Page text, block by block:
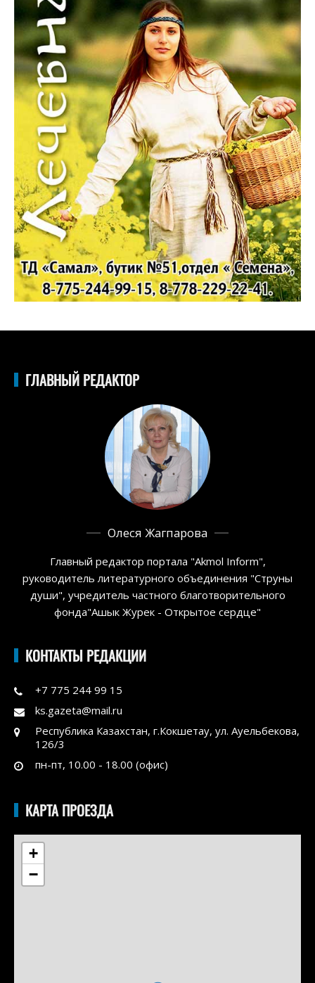
ГЛАВНЫЙ РЕДАКТОР
Олеся Жагпарова
Главный редактор портала "Akmol Inform",
руководитель литературного объединения "Струны
души", учредитель частного благотворительного
фонда"Ашык Журек - Открытое сердце"
КОНТАКТЫ РЕДАКЦИИ
+7 775 244 99 15
ks.gazeta@mail.ru
Республика Казахстан, г.Кокшетау, ул. Ауельбекова,
126/3
пн-пт, 10.00 - 18.00 (офис)
КАРТА ПРОЕЗДА
+
−